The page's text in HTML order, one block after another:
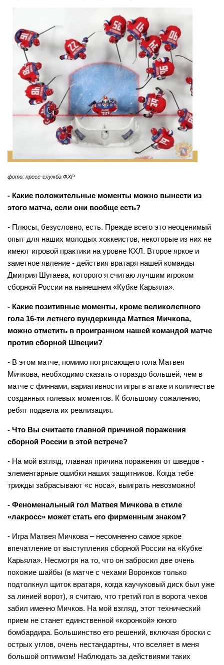
фото: пресс-служба ФХР
- Какие положительные моменты можно вынести из
этого матча, если они вообще есть?
- Плюсы, безусловно, есть. Прежде всего это неоценимый
опыт для наших молодых хоккеистов, некоторые из них не
имеют игровой практики на уровне КХЛ. Второе яркое и
заметное явление - действия вратаря нашей команды
Дмитрия Шугаева, которого я считаю лучшим игроком
сборной России на нынешнем «Кубке Карьяла».
- Какие позитивные моменты, кроме великолепного
гола 16-ти летнего вундеркинда Матвея Мичкова,
можно отметить в проигранном нашей командой матче
против сборной Швеции?
- В этом матче, помимо потрясающего гола Матвея
Мичкова, необходимо сказать о гораздо большей, чем в
матче с финнами, вариативности игры в атаке и количестве
созданных голевых моментов. К большому сожалению,
ребят подвела их реализация.
- Что Вы считаете главной причиной поражения
сборной России в этой встрече?
- На мой взгляд, главная причина поражения от шведов -
элементарные ошибки наших защитников. Когда тебе
трижды забрасывают «с носа», выиграть невозможно!
- Феноменальный гол Матвея Мичкова в стиле
«лакросс» может стать его фирменным знаком?
- Игра Матвея Мичкова – несомненно самое яркое
впечатление от выступления сборной России на «Кубке
Карьяла». Несмотря на то, что он забросил две очень
похожие шайбы (в матче с чехами Воронков только
подтолкнул щиток вратаря, когда каучуковый диск был уже
за линией ворот), я считаю, что третий гол в ворота чехов
забил именно Мичков. На мой взгляд, этот технический
прием не станет единственной «коронкой» юного
бомбардира. Большинство его решений, включая броски с
острых углов, очень нестандартны, что вселяет в меня
большой оптимизм! Наблюдать за действиями таких